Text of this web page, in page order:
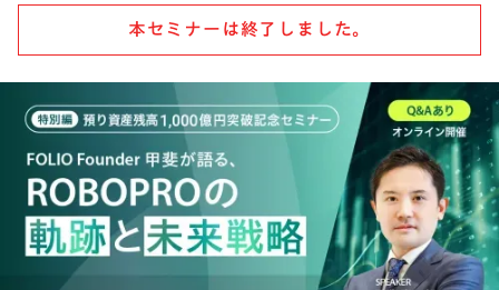
本セミナーは終了しました。